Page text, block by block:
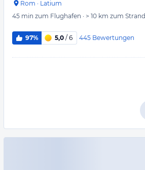
Rom · Latium
45 min zum Flughafen · > 10 km zum Strand
97% 5,0 / 6 445 Bewertungen